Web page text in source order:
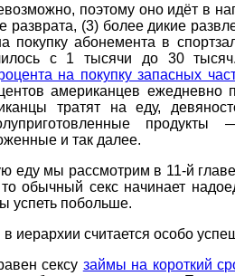
поэтому оно идёт в
разврата, (3) более дикие
покупку абонемента в
с 1 тысячи до 30
на покупку запасных
американцев ежедневно
тратят на еду,
продукты
и так далее.
еду мы рассмотрим в 11-й
обычный секс начинает
успеть побольше.
иерархии считается особо
сексу займы на короткий